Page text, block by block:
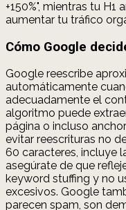
+150%", mientras tu
aumentar tu tráfico
Cómo Google
Google reescribe
automáticamente
adecuadamente el
algoritmo puede
página o incluso
evitar reescrituras no
60 caracteres, incluye
asegúrate de que
keyword stuffing y no
excesivos. Google
parecen spam, son